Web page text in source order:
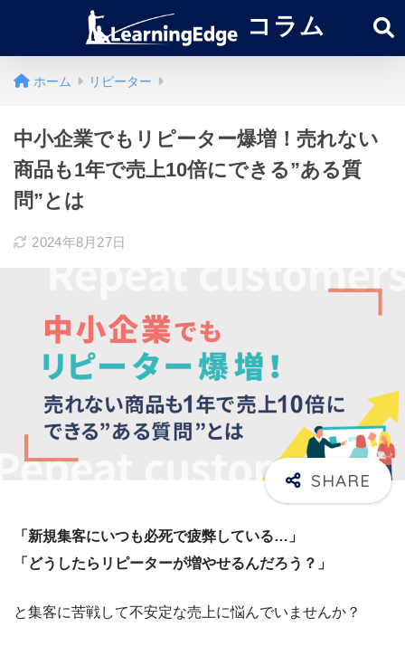
コラム
ホーム リピーター
中小企業でもリピーター爆増！売れない
商品も1年で売上10倍にできる”ある質
問”とは
2024年8月27日
「新規集客にいつも必死で疲弊している…」
「どうしたらリピーターが増やせるんだろう？」
と集客に苦戦して不安定な売上に悩んでいませんか？